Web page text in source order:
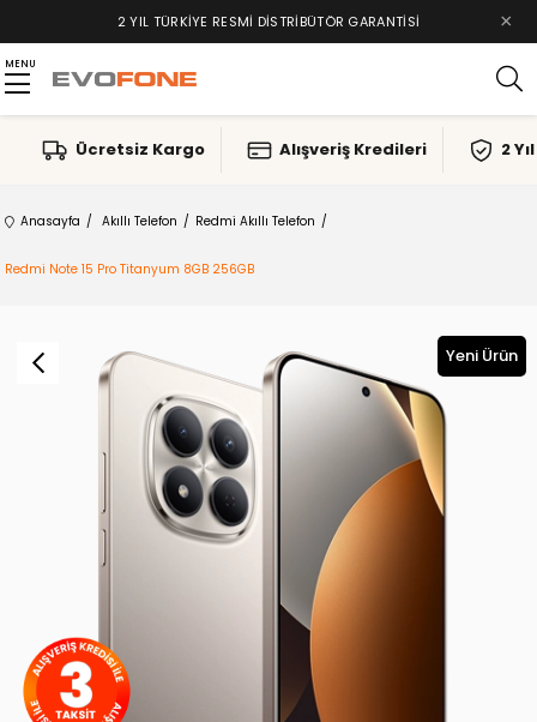
2 YIL TÜRKIYE RESMI DISTRIBÜTÖR GARANTISI ×
MENU
Ücretsiz Kargo Alışveriş Kredileri 2
Anasayfa Akıllı Telefon Redmi Akıllı Telefon
Redmi Note 15 Pro Titanyum 8GB 256GB
Yeni Ürün